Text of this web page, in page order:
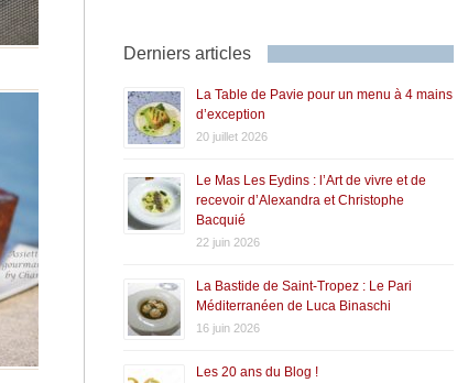
Derniers articles
La Table de Pavie pour un menu à 4 mains
d’exception
20 juillet 2026
Le Mas Les Eydins : l’Art de vivre et de
recevoir d’Alexandra et Christophe
Bacquié
22 juin 2026
La Bastide de Saint-Tropez : Le Pari
Méditerranéen de Luca Binaschi
16 juin 2026
Les 20 ans du Blog !